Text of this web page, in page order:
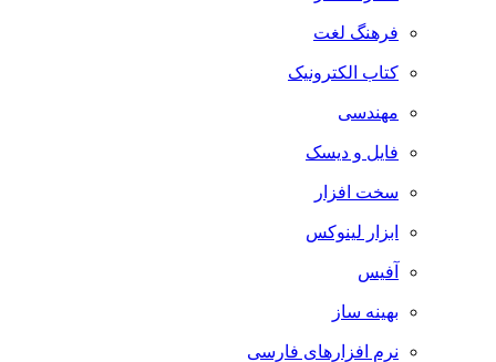
فرهنگ لغت
کتاب الکترونیک
مهندسی
فایل و دیسک
سخت افزار
ابزار لینوکس
آفیس
بهینه ساز
نرم افزارهای فارسی